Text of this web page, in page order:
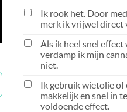
Ik rook het. Door
merk ik vrijwel direct
Als ik heel snel effect
verdamp ik mijn
niet.
Ik gebruik wietolie of
makkelijk en snel in
voldoende effect.